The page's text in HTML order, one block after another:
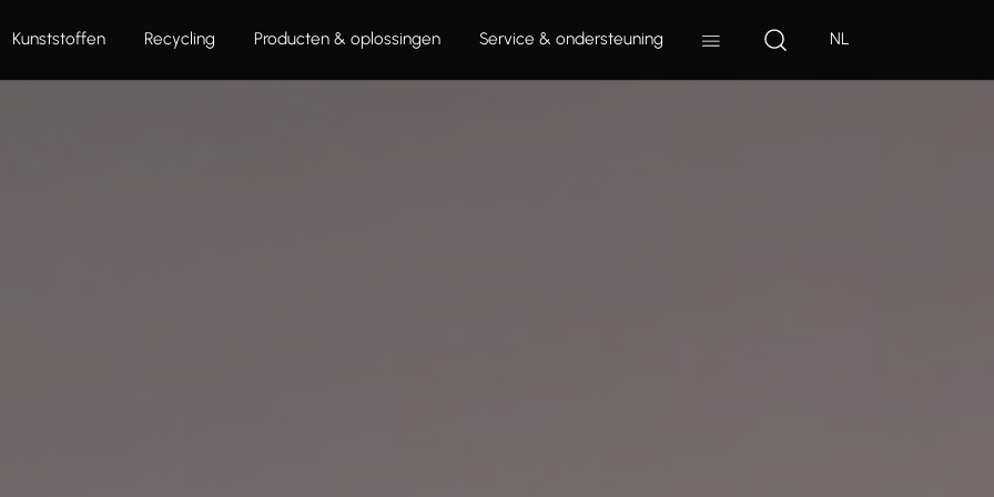
Kunststoffen Recycling Producten & oplossingen Service & ondersteuning NL